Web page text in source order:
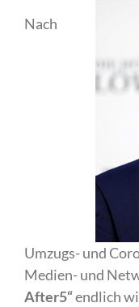
Nach
Umzugs- und
Medien- und
After5“endlich